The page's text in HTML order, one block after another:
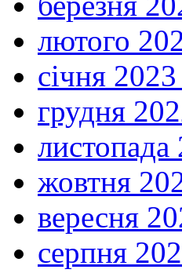
лютого
січня
грудня
жовтня
вересня
серпня